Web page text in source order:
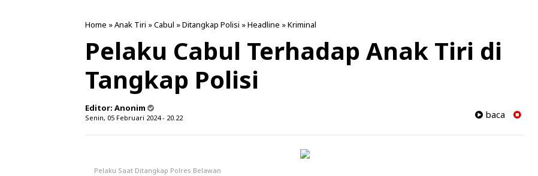
Home »Anak Tiri »Cabul »Ditangkap Polisi »Headline »Kriminal
Pelaku Cabul Terhadap Anak Tiri di
Tangkap Polisi
Editor: Anonim
Senin, 05 Februari 2024 - 20.22 baca
Pelaku Saat Ditangkap Polres Belawan